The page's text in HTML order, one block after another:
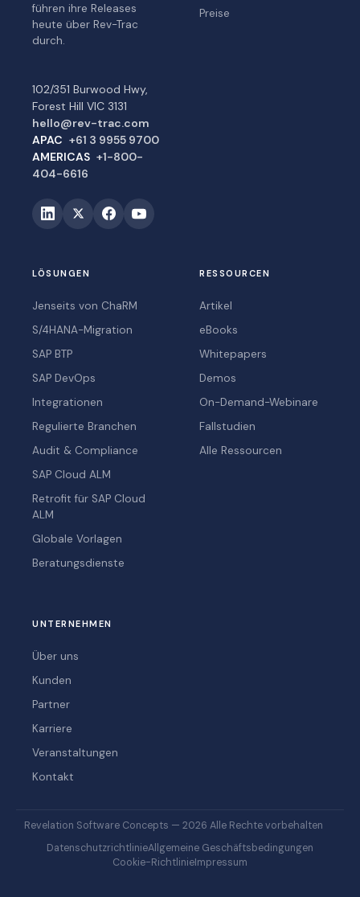
führen ihre Releases
heute über Rev-Trac
durch.
102/351 Burwood Hwy,
Forest Hill VIC 3131
hello@rev-trac.com
APAC +61 3 9955 9700
AMERICAS +1-800-
404-6616
Preise
LÖSUNGEN
Jenseits von ChaRM
S/4HANA-Migration
SAP BTP
SAP DevOps
Integrationen
Regulierte Branchen
Audit & Compliance
SAP Cloud ALM
Retrofit für SAP Cloud
ALM
Globale Vorlagen
Beratungsdienste
RESSOURCEN
Artikel
eBooks
Whitepapers
Demos
On-Demand-Webinare
Fallstudien
Alle Ressourcen
UNTERNEHMEN
Über uns
Kunden
Partner
Karriere
Veranstaltungen
Kontakt
Revelation Software Concepts — 2026 Alle Rechte vorbehalten
DatenschutzrichtlinieAllgemeine Geschäftsbedingungen
Cookie-RichtlinieImpressum